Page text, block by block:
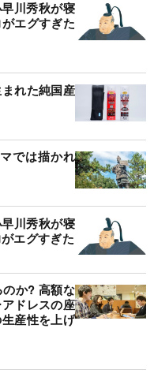
川秀秋が寝
エグすぎた
れた純国産
では描かれ
川秀秋が寝
エグすぎた
か? 高額な
ドレスの座
産性を上げ